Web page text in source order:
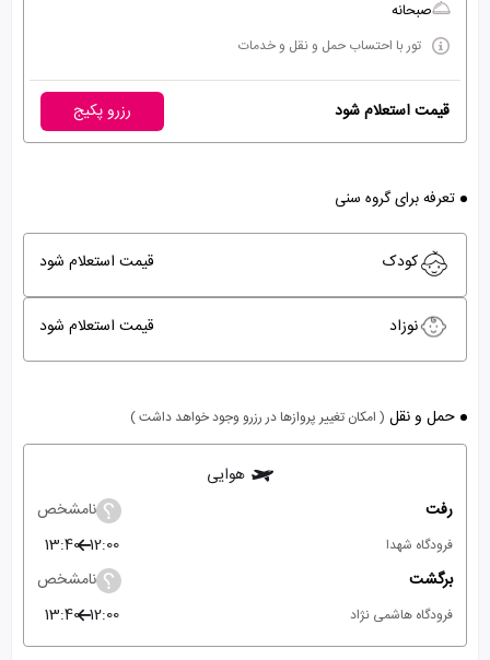
صبحانه
تور با احتساب حمل و نقل و خدمات
قیمت استعلام شود رزرو پکیج
تعرفه برای گروه سنی
کودک قیمت استعلام شود
نوزاد قیمت استعلام شود
حمل و نقل ( امکان تغییر پروازها در رزرو وجود خواهد داشت )
هوایی
رفت
نامشخص
فرودگاه شهدا 12:00
13:40
برگشت
نامشخص
فرودگاه هاشمی نژاد 12:00
13:40